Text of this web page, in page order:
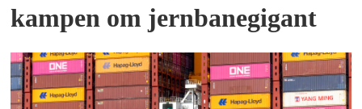
kampen om jernbanegigant